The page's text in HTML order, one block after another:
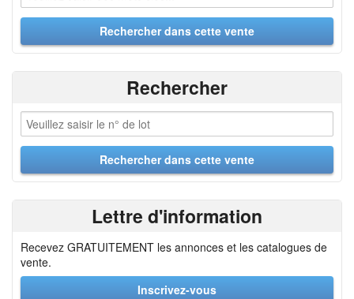
Rechercher
Lettre d'information
Recevez GRATUITEMENT les annonces et les catalogues de
vente.
Inscrivez-vous